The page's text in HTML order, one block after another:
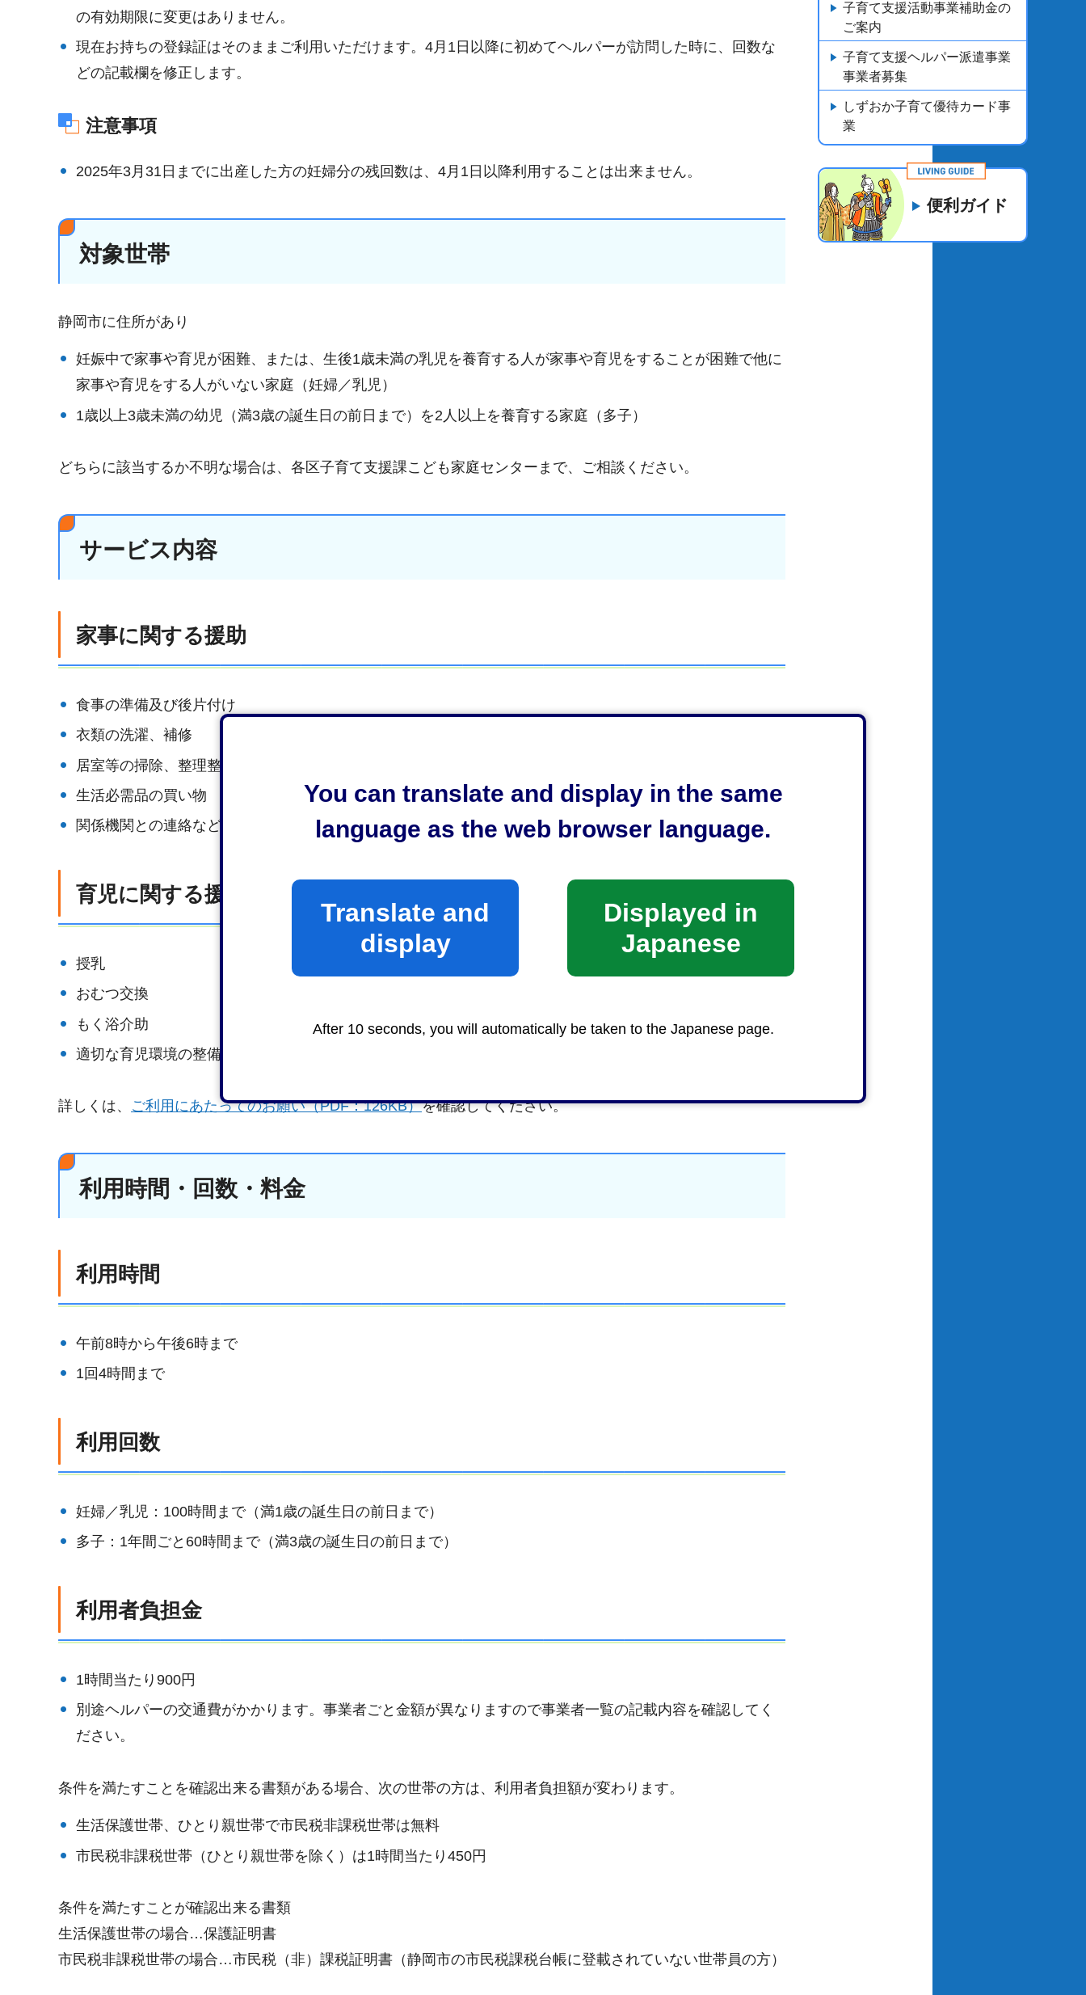
You can translate and display in the same
language as the web browser language.
Translate and
display
Displayed in
Japanese
After 10 seconds, you will automatically be taken to the Japanese page.
の有効期限に変更はありません。
現在お持ちの登録証はそのままご利用いただけます。4月1日以降に初めてヘルパーが訪問した時に、回数な
どの記載欄を修正します。
注意事項
2025年3月31日までに出産した方の妊婦分の残回数は、4月1日以降利用することは出来ません。
対象世帯
静岡市に住所があり
妊娠中で家事や育児が困難、または、生後1歳未満の乳児を養育する人が家事や育児をすることが困難で他に
家事や育児をする人がいない家庭（妊婦／乳児）
1歳以上3歳未満の幼児（満3歳の誕生日の前日まで）を2人以上を養育する家庭（多子）
どちらに該当するか不明な場合は、各区子育て支援課こども家庭センターまで、ご相談ください。
サービス内容
家事に関する援助
食事の準備及び後片付け
衣類の洗濯、補修
居室等の掃除、整理整頓
生活必需品の買い物
関係機関との連絡など
育児に関する援助
授乳
おむつ交換
もく浴介助
適切な育児環境の整備など
詳しくは、 ご利用にあたってのお願い（PDF：126KB）を確認してください。
利用時間・回数・料金
利用時間
午前8時から午後6時まで
1回4時間まで
利用回数
妊婦／乳児：100時間まで（満1歳の誕生日の前日まで）
多子：1年間ごと60時間まで（満3歳の誕生日の前日まで）
利用者負担金
1時間当たり900円
別途ヘルパーの交通費がかかります。事業者ごと金額が異なりますので事業者一覧の記載内容を確認してく
ださい。
条件を満たすことを確認出来る書類がある場合、次の世帯の方は、利用者負担額が変わります。
生活保護世帯、ひとり親世帯で市民税非課税世帯は無料
市民税非課税世帯（ひとり親世帯を除く）は1時間当たり450円
条件を満たすことが確認出来る書類
生活保護世帯の場合…保護証明書
市民税非課税世帯の場合…市民税（非）課税証明書（静岡市の市民税課税台帳に登載されていない世帯員の方）
子育て支援活動事業補助金の
ご案内
子育て支援ヘルパー派遣事業
事業者募集
しずおか子育て優待カード事
業
便利ガイド